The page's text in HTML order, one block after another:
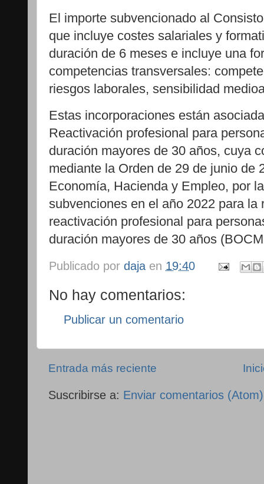
El importe subvencionado al
que incluye costes salariales y
duración de 6 meses e incluye una
competencias transversales:
riesgos laborales, sensibilidad
Estas incorporaciones están
Reactivación profesional para
duración mayores de 30 años, cuya
mediante la Orden de 29 de junio de
Economía, Hacienda y Empleo, por
subvenciones en el año 2022 para la
reactivación profesional para
duración mayores de 30 años
Publicado por daja en 19:40
No hay comentarios:
Publicar un comentario
Entrada más reciente
Suscribirse a: Enviar comentarios (Atom)